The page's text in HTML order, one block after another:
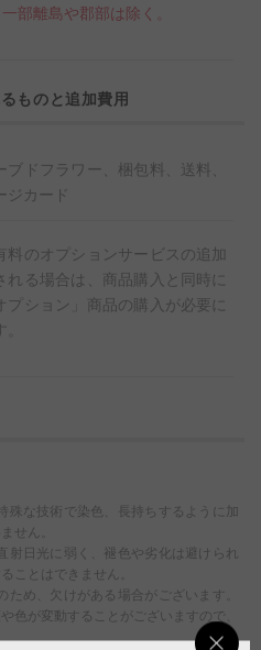
離島や郡部は除く。
ものと追加費用
ブドフラワー、梱包料、送料、
ジカード
料のオプションサービスの追加
れる場合は、商品購入と同時に
プション」商品の購入が必要に
殊な技術で染色、長持ちするように加
せん。
射日光に弱く、褪色や劣化は避けられ
ことはできません。
め、欠けがある場合がございます。
色が変動することがございますので、